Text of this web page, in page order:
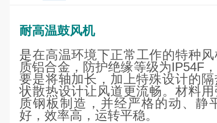
耐高温鼓风机
是在高温环境下正常工作的特种
质铝合金，防护绝缘等级为IP54F
要是将轴加长，加上特殊设计的
状散热设计让风道更流畅。材料
质钢板制造，并经严格的动、静
好，效率高，运转平稳。